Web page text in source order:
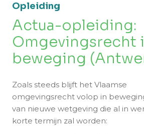
Opleiding
Actua-opleiding:
Omgevingsrecht
beweging
Zoals steeds blijft het Vlaamse
omgevingsrecht volop in
van nieuwe wetgeving die al in
korte termijn zal worden: